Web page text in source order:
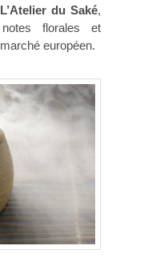
L’Atelier du Saké,
florales et
européen.